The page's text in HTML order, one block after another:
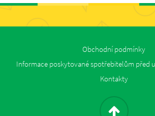
Obchodní podmínky
Informace poskytované spotřebitelům před
Kontakty